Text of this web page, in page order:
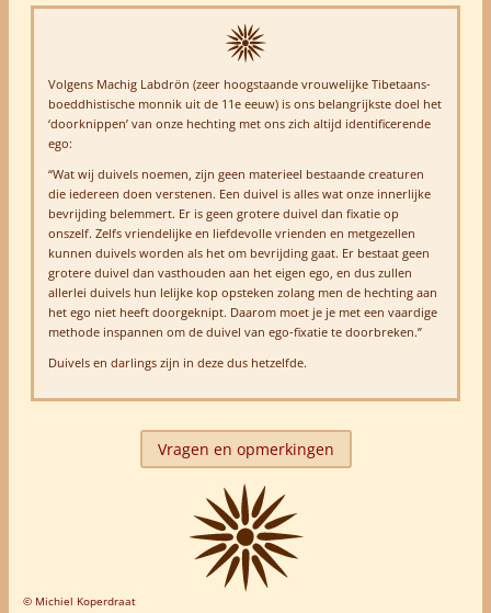
Volgens Machig Labdrön (zeer hoogstaande vrouwelijke Tibetaans-
boeddhistischemonnik uit de 11e eeuw) is ons belangrijkste doel het
‘doorknippen’ van onze hechting met ons zich altijd identificerende
ego:
“Wat wij duivels noemen, zijn geen materieel bestaande creaturen
die iedereen doen verstenen. Een duivel is alles wat onze innerlijke
bevrijding belemmert. Er is geen grotere duivel dan fixatie op
onszelf. Zelfs vriendelijke en liefdevolle vrienden en metgezellen
kunnen duivels worden als het om bevrijding gaat. Er bestaat geen
grotere duivel dan vasthouden aan het eigen ego, en dus zullen
allerlei duivels hun lelijke kop opsteken zolang men de hechting aan
het ego niet heeft doorgeknipt. Daarom moet je je met een vaardige
methode inspannen om de duivel van ego-fixatie te doorbreken.”
Duivels en darlings zijn in deze dus hetzelfde.
Vragen en opmerkingen
© Michiel Koperdraat